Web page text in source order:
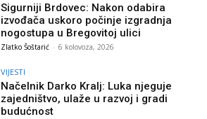
Sigurniji Brdovec: Nakon odabira
izvođača uskoro počinje izgradnja
nogostupa u Bregovitoj ulici
Zlatko Šoštarić - 6 kolovoza, 2026
VIJESTI
Načelnik Darko Kralj: Luka njeguje
zajedništvo, ulaže u razvoj i gradi
budućnost